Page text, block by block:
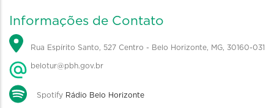
Informações de Contato
Rua Espírito Santo, 527 Centro - Belo Horizonte, MG, 30160-031
belotur@pbh.gov.br
Spotify Rádio Belo Horizonte